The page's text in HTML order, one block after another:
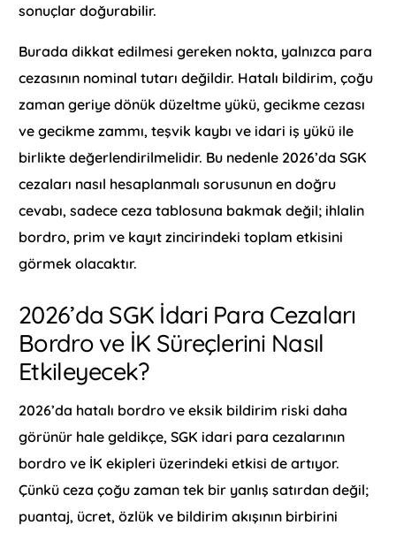
sonuçlar doğurabilir.
Burada dikkat edilmesi gereken nokta, yalnızca para
cezasının nominal tutarı değildir. Hatalı bildirim, çoğu
zaman geriye dönük düzeltme yükü, gecikme cezası
ve gecikme zammı, teşvik kaybı ve idari iş yükü ile
birlikte değerlendirilmelidir. Bu nedenle 2026’da SGK
cezaları nasıl hesaplanmalı sorusunun en doğru
cevabı, sadece ceza tablosuna bakmak değil; ihlalin
bordro, prim ve kayıt zincirindeki toplam etkisini
görmek olacaktır.
2026’da SGK İdari Para Cezaları
Bordro ve İK Süreçlerini Nasıl
Etkileyecek?
2026’da hatalı bordro ve eksik bildirim riski daha
görünür hale geldikçe, SGK idari para cezalarının
bordro ve İK ekipleri üzerindeki etkisi de artıyor.
Çünkü ceza çoğu zaman tek bir yanlış satırdan değil;
puantaj, ücret, özlük ve bildirim akışının birbirini